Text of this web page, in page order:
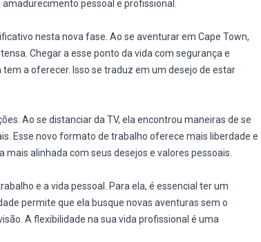
pessoal e profissional.
nesta nova fase. Ao se aventurar em Cape Town,
Chegar a esse ponto da vida com segurança e
a oferecer. Isso se traduz em um desejo de estar
Ao se distanciar da TV, ela encontrou maneiras de se
Esse novo formato de trabalho oferece mais liberdade e
alinhada com seus desejos e valores pessoais.
e a vida pessoal. Para ela, é essencial ter um
permite que ela busque novas aventuras sem o
A flexibilidade na sua vida profissional é uma